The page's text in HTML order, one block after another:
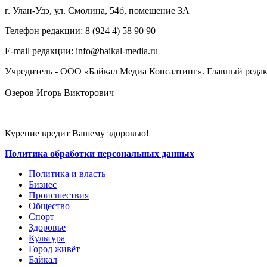
г. Улан-Удэ, ул. Смолина, 54б, помещение 3А
Телефон редакции: ‎‎8 (924 4) 58 90 90
E-mail редакции: info@baikal-media.ru
Учредитель - ООО «Байкал Медиа Консалтинг». Главный
Озеров Игорь Викторович
Курение вредит Вашему здоровью!
Политика обработки персональных данных
Политика и власть
Бизнес
Происшествия
Общество
Cпорт
Здоровье
Культура
Город живёт
Байкал